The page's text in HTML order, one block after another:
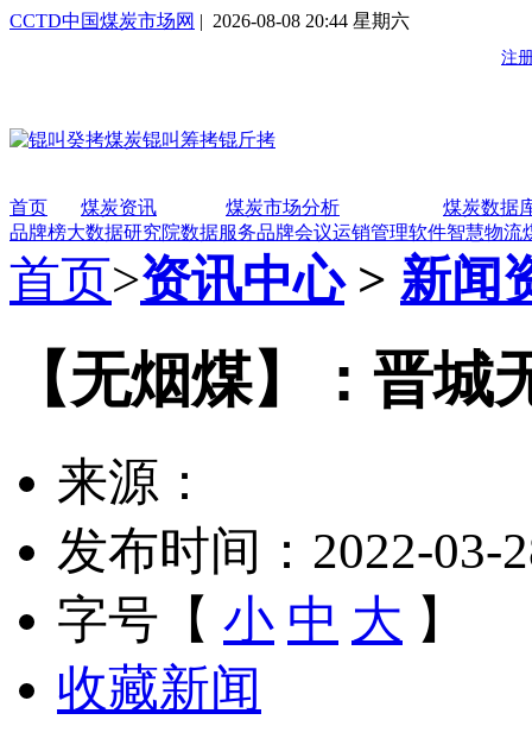
CCTD中国煤炭市场网 | 2026-08-08 20:44 星期六
首页 煤炭资讯 煤炭市场分析
煤炭数据
品牌榜大数据研究院数据服务品牌会议运销管理软件智慧物流
首页>资讯中心> 新闻
【无烟煤】：晋城
来源：
发布时间：2022-03-
字号【 小 中 大 】
收藏新闻